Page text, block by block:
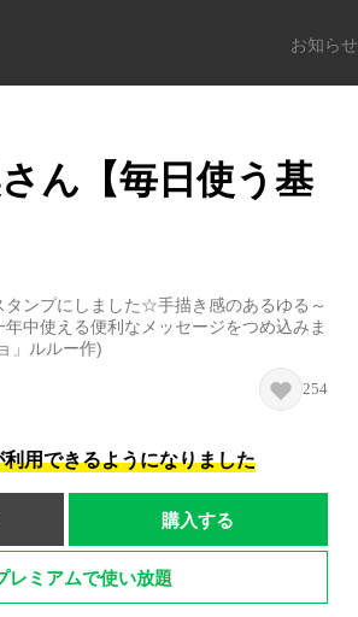
お知らせ
ん【毎日使う基
ンプにしました☆手描き感のあるゆる～
中使える便利なメッセージをつめ込みま
」ルルー作)
254
用できるようになりました
購入する
レミアムで使い放題